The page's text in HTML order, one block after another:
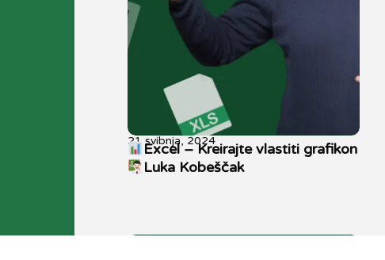
21 svibnja, 2024
Excel – Kreirajte vlastiti grafikon
Luka Kobeščak